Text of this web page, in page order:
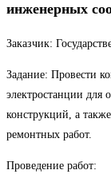
инженерных
Заказчик:
Задание: Провести
электростанции для
конструкций, а
ремонтных работ.
Проведение работ: